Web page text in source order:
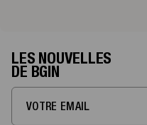
LES NOUVELLES
DE BGIN